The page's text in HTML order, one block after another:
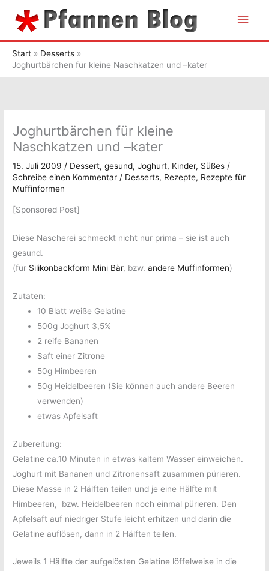
Inhalt
Start
Desserts
Joghurtbärchen für kleine Naschkatzen und –kater
Joghurtbärchen für kleine
Naschkatzen und –kater
15. Juli 2009 / Dessert,gesund,Joghurt, Kinder, Süßes /
Schreibe einen Kommentar / Desserts, Rezepte, Rezepte für
Muffinformen
[Sponsored Post]
Diese Näscherei schmeckt nicht nur prima – sie ist auch
gesund.
(für Silikonbackform Mini Bär, bzw. andere Muffinformen)
Zutaten:
10 Blatt weiße Gelatine
500g Joghurt 3,5%
2 reife Bananen
Saft einer Zitrone
50g Himbeeren
50g Heidelbeeren (Sie können auch andere Beeren
verwenden)
etwas Apfelsaft
Zubereitung:
Gelatine ca.10 Minuten in etwas kaltem Wasser einweichen.
Joghurt mit Bananen und Zitronensaft zusammen pürieren.
Diese Masse in 2 Hälften teilen und je eine Hälfte mit
Himbeeren,
bzw. Heidelbeeren noch einmal pürieren. Den
Apfelsaft auf niedriger Stufe leicht erhitzen und darin die
Gelatine auflösen, dann in 2 Hälften teilen.
Jeweils 1 Hälfte der aufgelösten Gelatine löffelweise in die